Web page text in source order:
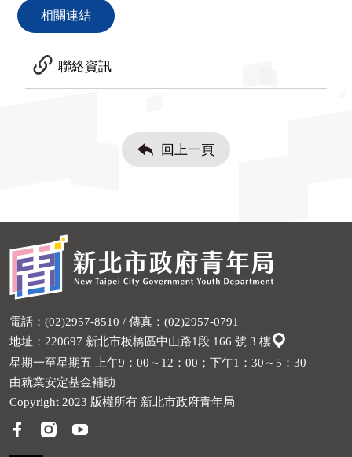
相關連結
聯絡資訊
回上一頁
電話：(02)2957-8510 / 傳真：(02)2957-0791
地址：220697 新北市板橋區中山路1段 166 號 3 樓
星期一至星期五 上午9：00～12：00；下午1：30～5：30
由就業安定基金補助
Copyright 2023 版權所有 新北市政府青年局